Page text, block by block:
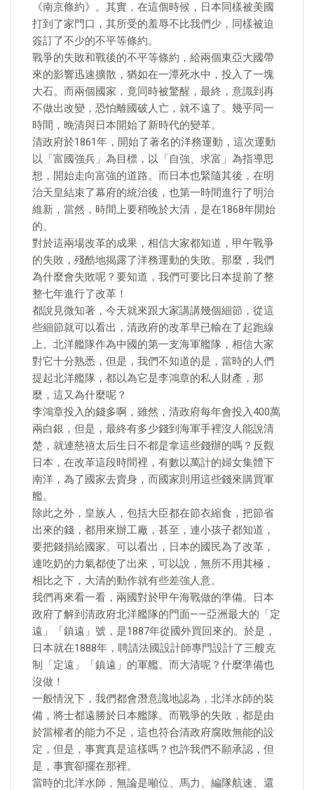
《南京條約》。其實，在這個時候，日本同樣被美國
打到了家門口，其所受的羞辱不比我們少，同樣被迫
簽訂了不少的不平等條約。
戰爭的失敗和戰後的不平等條約，給兩個東亞大國帶
來的影響迅速擴散，猶如在一潭死水中，投入了一塊
大石。而兩個國家，竟同時被驚醒，最終，意識到再
不做出改變，恐怕離國破人亡，就不遠了。幾乎同一
時間，晚清與日本開始了新時代的變革。
清政府於1861年，開始了著名的洋務運動，這次運動
以「富國強兵」為目標，以「自強、求富」為指導思
想，開始走向富強的道路。而日本也緊隨其後，在明
治天皇結束了幕府的統治後，也第一時間進行了明治
維新，當然，時間上要稍晚於大清，是在1868年開始
的。
對於這兩場改革的成果，相信大家都知道，甲午戰爭
的失敗，殘酷地揭露了洋務運動的失敗。那麼，我們
為什麼會失敗呢？要知道，我們可要比日本提前了整
整七年進行了改革！
都說見微知著，今天就來跟大家講講幾個細節，從這
些細節就可以看出，清政府的改革早已輸在了起跑線
上。北洋艦隊作為中國的第一支海軍艦隊，相信大家
對它十分熟悉，但是，我們不知道的是，當時的人們
提起北洋艦隊，都以為它是李鴻章的私人財產，那
麼，這又為什麼呢？
李鴻章投入的錢多啊，雖然，清政府每年會投入400萬
兩白銀，但是，最終有多少錢到海軍手裡沒人能說清
楚，就連慈禧太后生日不都是拿這些錢辦的嗎？反觀
日本，在改革這段時間裡，有數以萬計的婦女集體下
南洋，為了國家去賣身，而國家則用這些錢來購買軍
艦。
除此之外，皇族人，包括大臣都在節衣縮食，把節省
出來的錢，都用來辦工廠，甚至，連小孩子都知道，
要把錢捐給國家。可以看出，日本的國民為了改革，
連吃奶的力氣都使了出來，可以說，無所不用其極，
相比之下，大清的動作就有些差強人意。
我們再來看一看，兩國對於甲午海戰做的準備。日本
政府了解到清政府北洋艦隊的門面——亞洲最大的「定
遠」「鎮遠」號，是1887年從國外買回來的。於是，
日本就在1888年，聘請法國設計師專門設計了三艘克
制「定遠」「鎮遠」的軍艦。而大清呢？什麼準備也
沒做！
一般情況下，我們都會潛意識地認為，北洋水師的裝
備，將士都遠勝於日本艦隊。而戰爭的失敗，都是由
於當權者的能力不足，這也符合清政府腐敗無能的設
定，但是，事實真是這樣嗎？也許我們不願承認，但
是，事實卻擺在那裡。
當時的北洋水師，無論是噸位、馬力、編隊航速、還